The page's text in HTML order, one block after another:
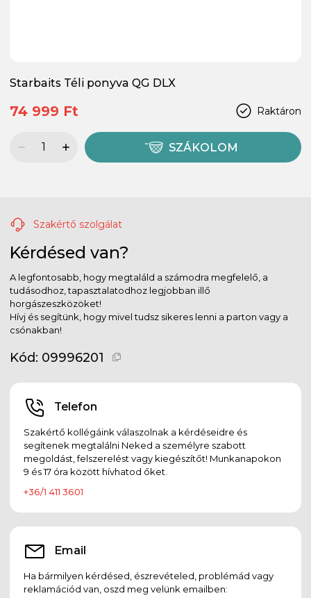
Starbaits Téli ponyva QG DLX
Raktáron
74 999 Ft
SZÁKOLOM
Szakértő szolgálat
Kérdésed van?
A legfontosabb, hogy megtaláld a számodra megfelelő, a
tudásodhoz, tapasztalatodhoz legjobban illő
horgászeszközöket!
Hívj és segítünk, hogy mivel tudsz sikeres lenni a parton vagy a
csónakban!
Kód: 09996201
Telefon
Szakértő kollégáink válaszolnak a kérdéseidre és
segítenek megtalálni Neked a személyre szabott
megoldást, felszerelést vagy kiegészítőt! Munkanapokon
9 és 17 óra között hívhatod őket.
+36/1 411 3601
Email
Ha bármilyen kérdésed, észrevételed, problémád vagy
reklamációd van, oszd meg velünk emailben: